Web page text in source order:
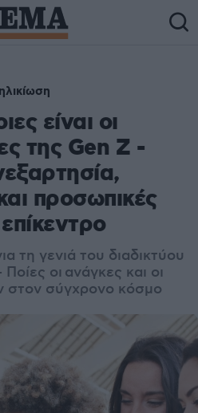
είναι οι
της Gen Z -
προσωπικές
τη γενιά του διαδικτύου
οι ανάγκες και οι
στον σύγχρονο κόσμο